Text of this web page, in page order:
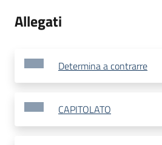
Allegati
Determina a contrarre
CAPITOLATO